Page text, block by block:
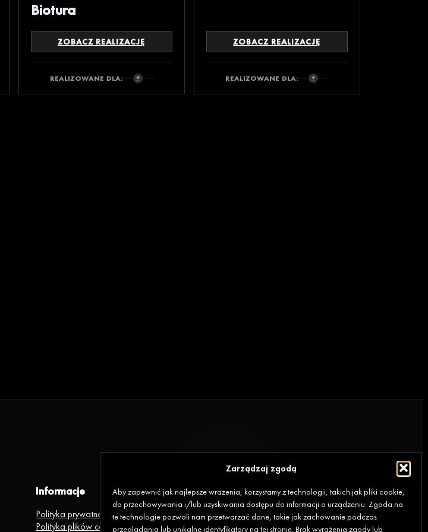
Zarządzaj zgodą
Aby zapewnić jak najlepsze wrażenia, korzystamy z technologii, takich jak pliki cookie,
do przechowywania i/lub uzyskiwania dostępu do informacji o urządzeniu. Zgoda na
te technologie pozwoli nam przetwarzać dane, takie jak zachowanie podczas
przeglądania lub unikalne identyfikatory na tej stronie. Brak wyrażenia zgody lub
Biotura
ZOBACZ REALIZACJĘ
REALIZOWANE DLA:
ZOBACZ REALIZACJĘ
REALIZOWANE DLA:
Informacje
Polityka prywatności
Polityka plików cookies